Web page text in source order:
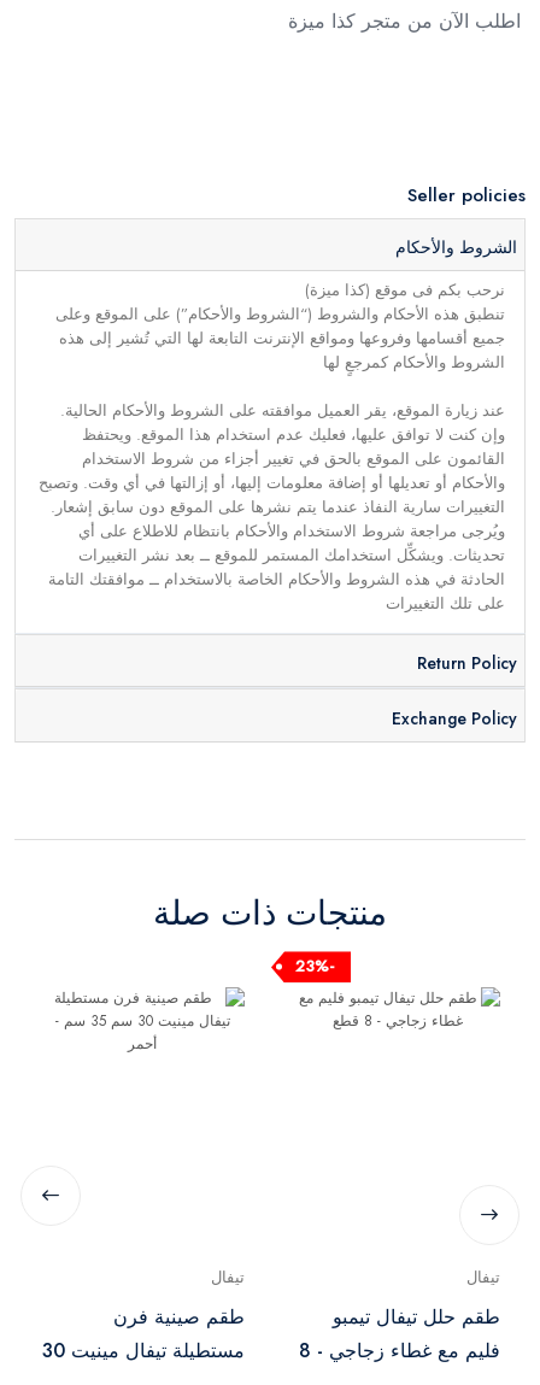
اطلب الآن من متجر كذا ميزة
Seller policies
الشروط والأحكام
نرحب بكم فى موقع (كذا ميزة)
تنطبق هذه الأحكام والشروط (“الشروط والأحكام”) على الموقع وعلى
جميع أقسامها وفروعها ومواقع الإنترنت التابعة لها التي تُشير إلى هذه
الشروط والأحكام كمرجعٍ لها
عند زيارة الموقع، يقر العميل موافقته على الشروط والأحكام الحالية.
وإن كنت لا توافق عليها، فعليك عدم استخدام هذا الموقع. ويحتفظ
القائمون على الموقع بالحق في تغيير أجزاء من شروط الاستخدام
والأحكام أو تعديلها أو إضافة معلومات إليها، أو إزالتها في أي وقت. وتصبح
التغييرات سارية النفاذ عندما يتم نشرها على الموقع دون سابق إشعار.
ويُرجى مراجعة شروط الاستخدام والأحكام بانتظام للاطلاع على أي
تحديثات. ويشكِّل استخدامك المستمر للموقع ــ بعد نشر التغييرات
الحادثة في هذه الشروط والأحكام الخاصة بالاستخدام ــ موافقتك التامة
على تلك التغييرات
Return Policy
Exchange Policy
منتجات ذات صلة
-23%
تيفال
طقم حلل تيفال تيمبو
فليم مع غطاء زجاجي - 8
تيفال
طقم صينية فرن
مستطيلة تيفال مينيت 30